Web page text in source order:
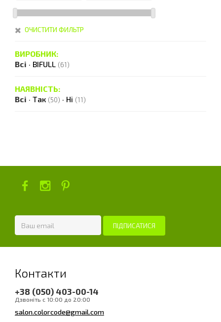
ОЧИСТИТИ ФИЛЬТР
ВИРОБНИК:
Всі · BIFULL (61)
НАЯВНІСТЬ:
Всі · Так (50) · Ні (11)
Контакти
+38 (050) 403-00-14
Дзвоніть с 10:00 до 20:00
salon.colorcode@gmail.com